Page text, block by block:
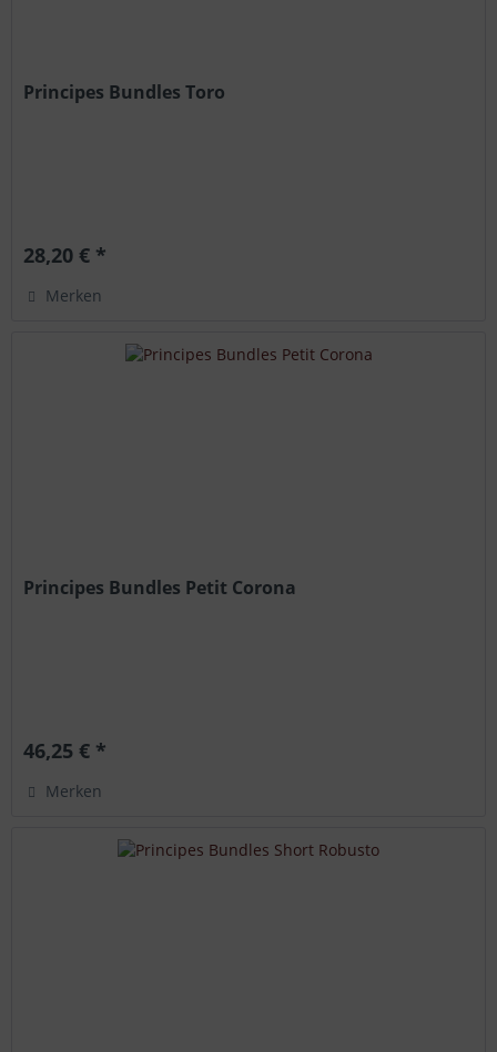
Principes Bundles Toro
28,20 € *
Merken
Principes Bundles Petit Corona
46,25 € *
Merken